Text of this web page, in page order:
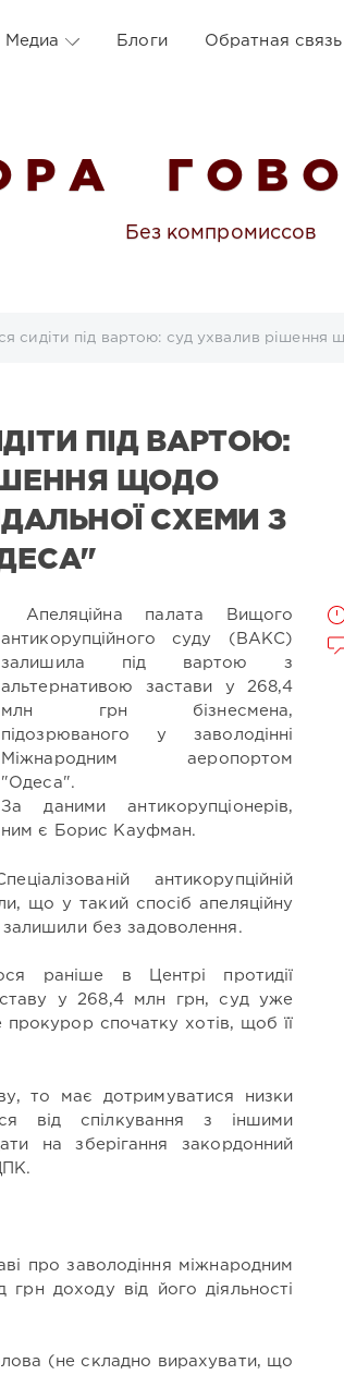
Медиа Блоги Обратная связь
Р А Г О В О
Без компромиссов
сидіти під вартою: суд ухвалив
ПІД ВАРТОЮ:
ЩОДО
СХЕМИ З
Апеляційна палата Вищого
антикорупційного суду (ВАКС)
залишила під вартою з
альтернативою застави у 268,4
млн грн бізнесмена,
підозрюваного у заволодінні
Міжнародним аеропортом
"Одеса".
За даними антикорупціонерів,
ним є Борис Кауфман.
антикорупційній
що у такий спосіб апеляційну
без задоволення.
раніше в Центрі протидії
у 268,4 млн грн, суд уже
спочатку хотів, щоб її
то має дотримуватися низки
від спілкування з іншими
на зберігання закордонний
про заволодіння міжнародним
доходу від його діяльності
(не складно вирахувати, що